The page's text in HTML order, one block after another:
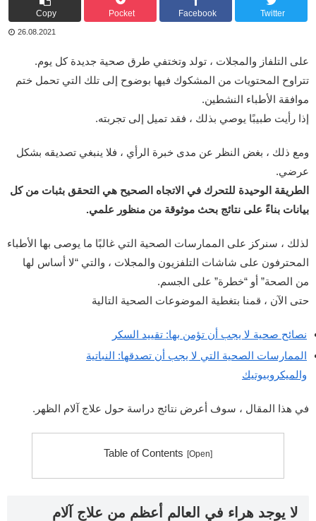
Twitter
Facebook
Pocket
Copy
26.08.2021
على التلفاز والمجلات ، تولد وتختفي طرق صحية جديدة كل يوم.
تتراوح المحتويات من المشكوك فيها بوضوح إلى تلك التي تحمل ختم
موافقة الأطباء النشطين.
إذا رأيت طبيبًا يوصي بذلك ، فقد تميل إلى تجربته.
ومع ذلك ، بغض النظر عن مدى خبرة الرأي ، فلا ينبغي تصديقه بشكل
عرضي.
الطريقة الوحيدة للتحرك في الاتجاه الصحيح هي التحقق بثبات من كل
بيانات بناءً على نتائج بحث موثوقة من منظور علمي.
لذلك ، سنركز على الممارسات الصحية التي غالبًا ما يوصى بها الأطباء
المحترفون على شاشات التلفزيون والمجلات ، والتي “لا أساس لها
من الصحة” أو “خطرة” على الجسم.
حتى الآن ، قمنا بتغطية الموضوعات الصحية التالية
نصائح صحية لا يجب أن تؤمن بها: تقييد السكر
الممارسات الصحية التي لا يجب أن تصدقها: النباتية
والميكروبيوتيك
في هذا المقال ، سوف أعرض نتائج دراسة حول علاج آلام الظهر.
Table of Contents
لا يوجد هراء في العالم أعظم من علاج آلام